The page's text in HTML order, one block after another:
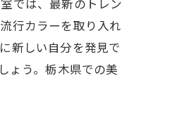
では、最新のトレン
行カラーを取り入れ
新しい自分を発見で
ょう。栃木県での美